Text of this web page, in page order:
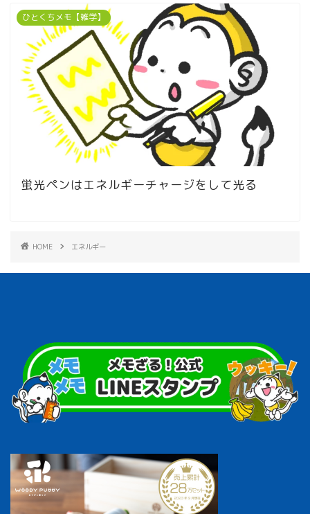
ひとくちメモ【雑学】
蛍光ペンはエネルギーチャージをして光る
HOME エネルギー